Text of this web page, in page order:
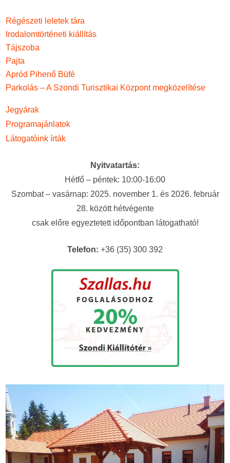
Régészeti leletek tára
Irodalomtörténeti kiállítás
Tájszoba
Pajta
Apród Pihenő Büfé
Parkolás – A Szondi Turisztikai Központ megközelítése
Jegyárak
Programajánlatok
Látogatóink írták
Nyitvatartás:
Hétfő – péntek: 10:00-16:00
Szombat – vasárnap: 2025. november 1. és 2026. február
28. között hétvégente
csak előre egyeztetett időpontban látogatható!
Telefon: +36 (35) 300 392